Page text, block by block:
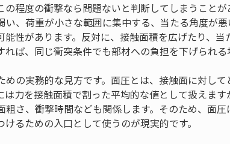
程度の衝撃なら問題ないと判断してしまうこと
い、荷重が小さな範囲に集中する、当たる角度が
性があります。反対に、接触面積を広げたり、
ば、同じ衝突条件でも部材への負担を下げられる
の実務的な見方です。面圧とは、接触面に対し
は力を接触面積で割った平均的な値として扱えま
さ、衝撃時間なども関係します。そのため、面
るための入口として使うのが現実的です。